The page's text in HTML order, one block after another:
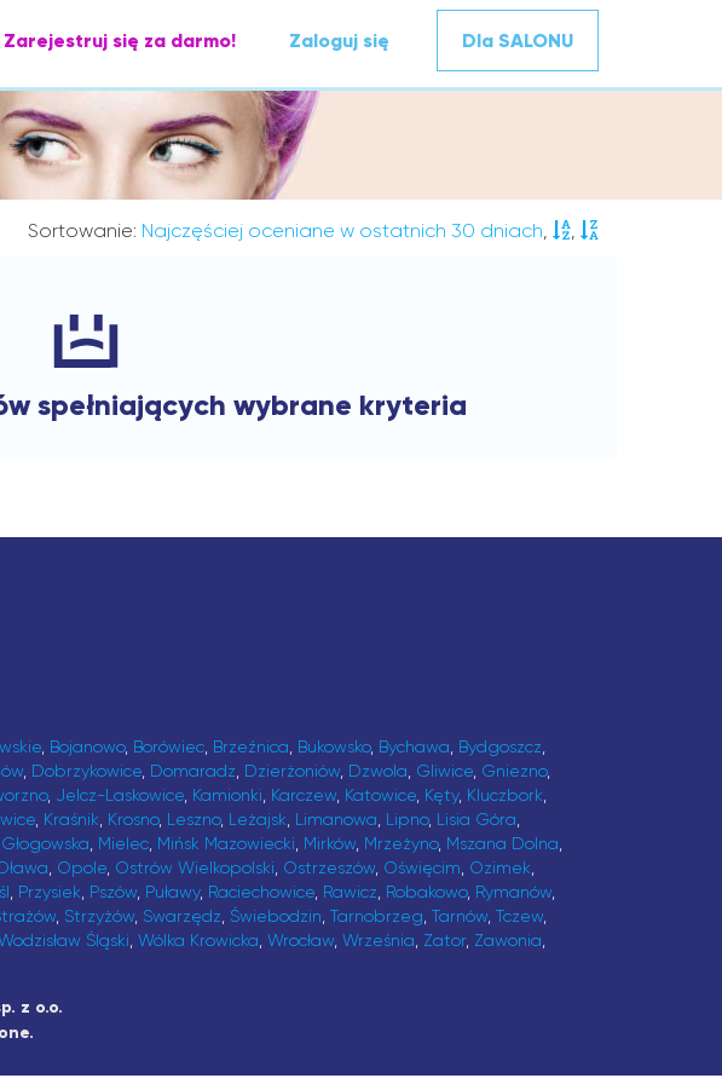
Zarejestruj się za darmo! Zaloguj się Dla SALONU
Sortowanie: Najczęściej oceniane w ostatnich 30 dniach, ,
spełniających wybrane kryteria
, Bojanowo, Borówiec, Brzeźnica Bukowsko, Bychawa Bydgoszcz
, Dobrzykowice, Domaradz Dzierżoniów, Dzwola Gliwice, Gniezno,
, Jelcz-Laskowice Kamionki Karczew Katowice Kęty, Kluczbork
Kraśnik Krosno, Leszno, Leżajsk Limanowa Lipno, Lisia Góra
Mielec, Mińsk Mazowiecki Mirków, Mrzeżyno, Mszana Dolna
Opole, Ostrów Wielkopolski Ostrzeszów, Oświęcim Ozimek
Przysiek Pszów, Puławy, Raciechowice, Rawicz Robakowo, Rymanów,
, Strzyżów, Swarzędz Świebodzin Tarnobrzeg Tarnów, Tczew,
Śląski Wólka Krowicka Wrocław Września Zator Zawonia
z o.o.